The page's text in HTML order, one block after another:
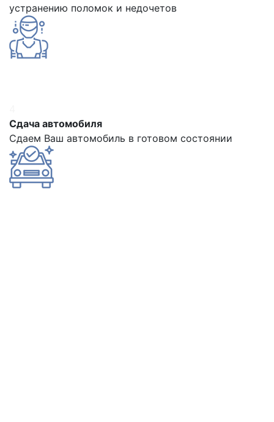
устранению поломок и недочетов
Сдача автомобиля
Сдаем Ваш автомобиль в готовом состоянии